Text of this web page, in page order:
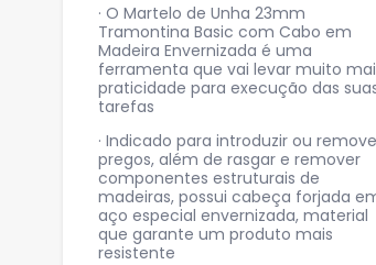
· O Martelo de Unha 23mm
Tramontina Basic com Cabo em
Madeira Envernizada é uma
ferramenta que vai levar muito
praticidade para execução das
tarefas
· Indicado para introduzir ou
pregos, além de rasgar e remover
componentes estruturais de
madeiras, possui cabeça forjada
aço especial envernizada, material
que garante um produto mais
resistente